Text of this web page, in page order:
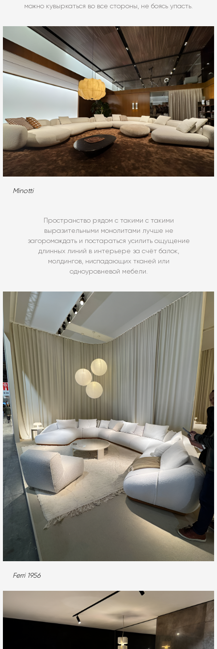
можно кувыркаться во все стороны, не боясь упасть.
Minotti
Пространство рядом с такими с такими
выразительными монолитами лучше не
загоромождать и постараться усилить ощущение
длинных линий в интерьере за счёт балок,
молдингов, ниспадающих тканей или
одноуровневой мебели.
Ferri 1956